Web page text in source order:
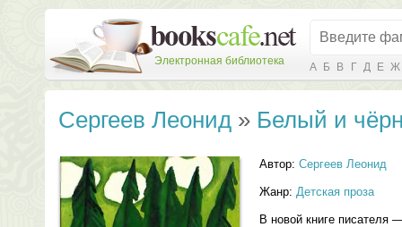
Электронная библиотека А Б В Г Д Е Ж
Сергеев Леонид » Белый и
Автор: Сергеев Леонид
Жанр: Детская проза
В новой книге писателя